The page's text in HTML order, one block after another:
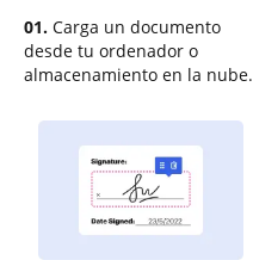
01. Carga un documento
desde tu ordenador o
almacenamiento en la nube.